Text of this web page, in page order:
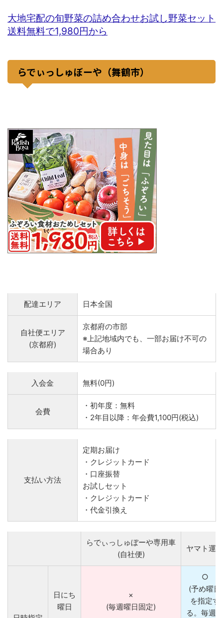
大地宅配の旬野菜の詰め合わせお試し野菜セット
送料無料で1,980円から
らでぃっしゅぼーや（舞鶴市）
配達エリア 日本全国
自社便エリア
(京都府)
京都府の市部
※上記地域内でも、一部お届け不可の
場合あり
入会金 無料(0円)
会費
・初年度：無料
・2年目以降：年会費1,100円(税込)
支払い方法
定期お届け
・クレジットカード
・口座振替
お試しセット
・クレジットカード
・代金引換え
らでぃっしゅぼーや専用車
(自社便)
ヤマト運輸
日にち
曜日
×
(毎週曜日固定)
○
(予め曜日
を指定す
る。毎週固